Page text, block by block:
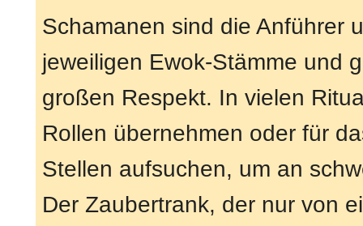
Schamanen sind die Anführer
jeweiligen Ewok-Stämme und
großen Respekt. In vielen
Rollen übernehmen oder für
Stellen aufsuchen, um an
Der Zaubertrank, der nur von